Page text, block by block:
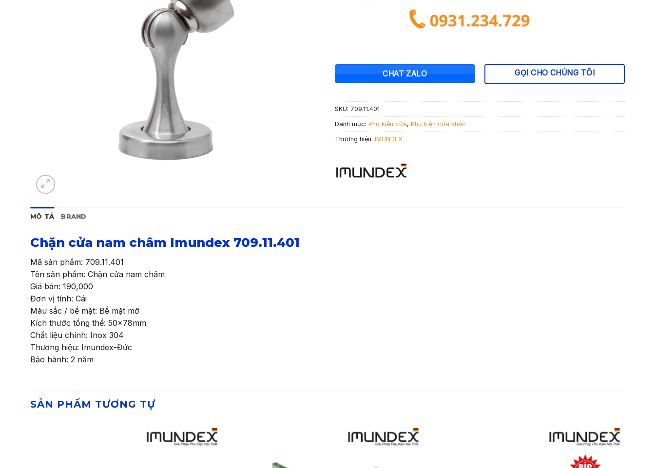
CHAT ZALO GỌI CHO CHÚNG TÔI
SKU: 709.11.401
Danh mục: Phụ kiện cửa, Phụ kiện cửa khác
Thương hiệu: IMUNDEX
MÔ TẢ BRAND
Chặn cửa nam châm Imundex 709.11.401
Mã sản phẩm: 709.11.401
Tên sản phẩm: Chặn cửa nam châm
Giá bán: 190,000
Đơn vị tính: Cái
Màu sắc / bề mặt: Bề mặt mờ
Kích thước tổng thể: 50x78mm
Chất liệu chính: Inox 304
Thương hiệu: Imundex-Đức
Bảo hành: 2 năm
SẢN PHẨM TƯƠNG TỰ